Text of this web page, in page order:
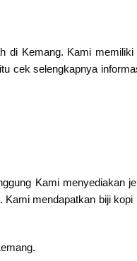
di Kemang. Kami
cek selengkapnya
Kami menyediakan
mendapatkan biji